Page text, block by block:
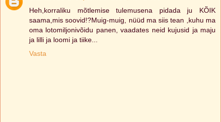
Heh,korraliku mõtlemise tulemusena pidada ju KÕIK
saama,mis soovid!?Muig-muig, nüüd ma siis tean ,kuhu ma
oma lotomiljonivõidu panen, vaadates neid kujusid ja maju
ja lilli ja loomi ja tiike...
Vasta